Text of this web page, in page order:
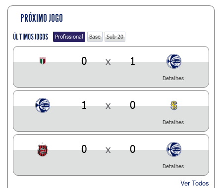
PRÓXIMO JOGO
ÚLTIMOS JOGOS Profissional Base Sub-20
0 x 1
Detalhes
1 x 0
Detalhes
0 x 0
Detalhes
Ver Todos